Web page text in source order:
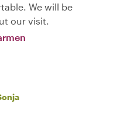
We will be
our visit.